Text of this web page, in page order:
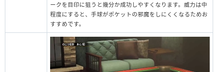
ークを目印に狙うと幾分か成功しやすくなります。威力は中
程度にすると、手球がポケットの邪魔をしにくくなるためお
すすめです。